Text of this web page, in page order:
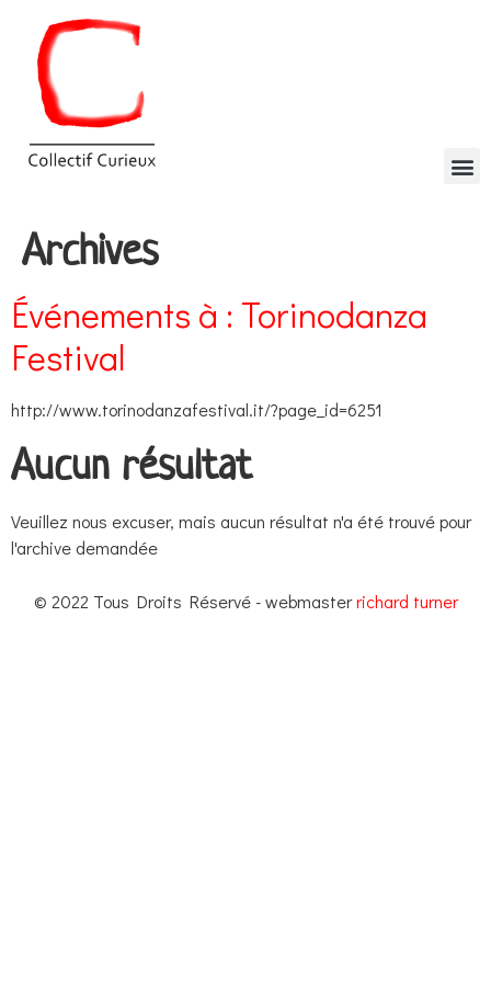
Archives
Événements à : Torinodanza
Festival
http://www.torinodanzafestival.it/?page_id=6251
Aucun résultat
Veuillez nous excuser, mais aucun résultat n'a été trouvé pour
l'archive demandée
© 2022 Tous Droits Réservé - webmasterrichard turner